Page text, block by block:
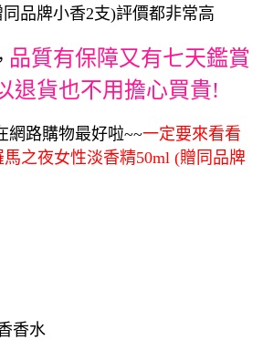
品牌小香2支)評價都非常高
品質有保障又有七天鑑賞
退貨也不用擔心買貴!
網路購物最好啦~~一定要來看看
之夜女性淡香精50ml (贈同品牌
香水